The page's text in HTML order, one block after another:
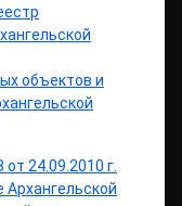
объектов и
24.09.2010 г.
Архангельской